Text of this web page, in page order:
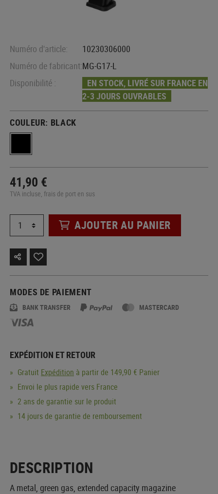
Numéro d'article:
10230306000
Numéro de fabricant:MG-G17-L
Disponibilité :
EN STOCK, LIVRÉ SUR FRANCE EN
2-3 JOURS OUVRABLES
COULEUR: BLACK
41,90 €
TVA incluse, frais de port en sus
AJOUTER AU PANIER
MODES DE PAIEMENT
BANK TRANSFER MASTERCARD
EXPÉDITION ET RETOUR
Gratuit Expédition à partir de 149,90 € Panier
Envoi le plus rapide vers France
2 ans de garantie sur le produit
14 jours de garantie de remboursement
DESCRIPTION
A metal, green gas, extended capacity magazine